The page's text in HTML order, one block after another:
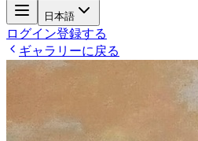
日本語
ログイン登録する
ギャラリーに戻る